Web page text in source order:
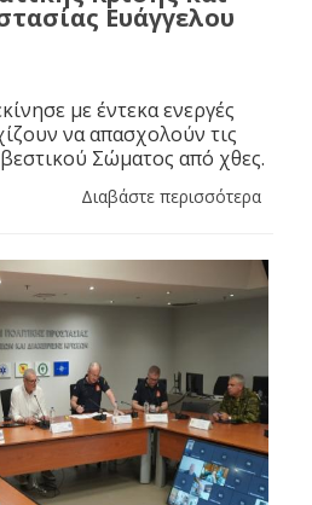
Ευάγγελου
με έντεκα ενεργές
να απασχολούν τις
Σώματος από χθες.
Διαβάστε περισσότερα